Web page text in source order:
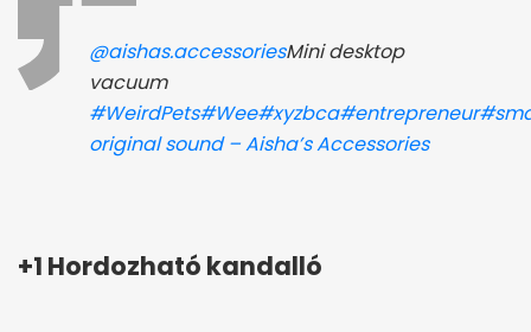
@aishas.accessoriesMini desktop
vacuum
#WeirdPets#Wee#xyzbca#entrepreneur
original sound – Aisha’s Accessories
+1 Hordozható kandalló